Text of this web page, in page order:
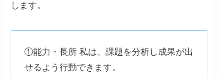
します。
①能力・長所 私は、課題を分析し成果が出
せるよう行動できます。